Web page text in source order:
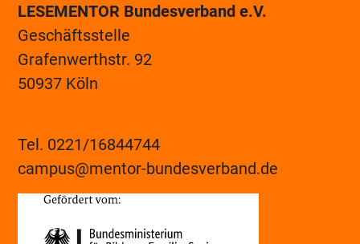
LESEMENTOR Bundesverband e.V.
Geschäftsstelle
Grafenwerthstr. 92
50937 Köln
Tel. 0221/16844744
campus@mentor-bundesverband.de